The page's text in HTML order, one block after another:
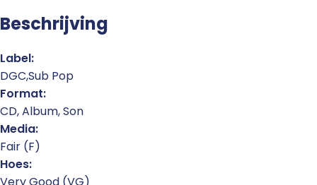
Beschrijving
Label:
DGC,Sub Pop
Format:
CD, Album, Son
Media:
Fair (F)
Hoes: